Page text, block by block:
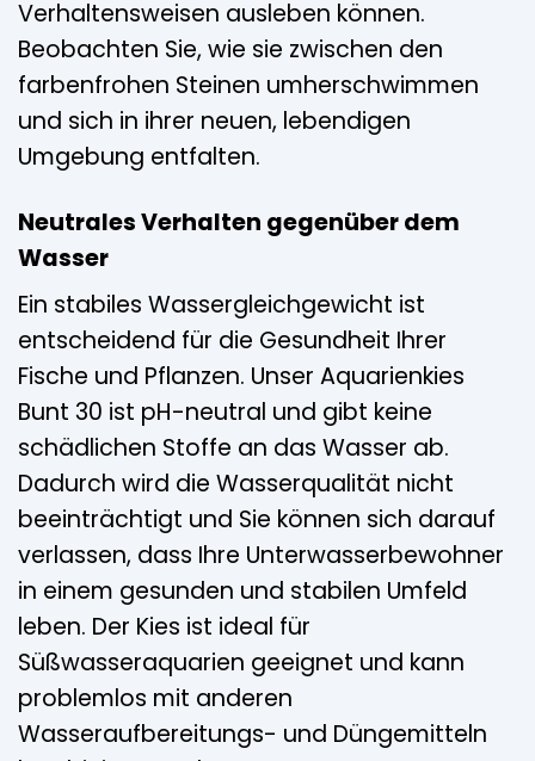
Verhaltensweisen ausleben können.
Beobachten Sie, wie sie zwischen den
farbenfrohen Steinen umherschwimmen
und sich in ihrer neuen, lebendigen
Umgebung entfalten.
Neutrales Verhalten gegenüber dem
Wasser
Ein stabiles Wassergleichgewicht ist
entscheidend für die Gesundheit Ihrer
Fische und Pflanzen. Unser Aquarienkies
Bunt 30 ist pH-neutral und gibt keine
schädlichen Stoffe an das Wasser ab.
Dadurch wird die Wasserqualität nicht
beeinträchtigt und Sie können sich darauf
verlassen, dass Ihre Unterwasserbewohner
in einem gesunden und stabilen Umfeld
leben. Der Kies ist ideal für
Süßwasseraquarien geeignet und kann
problemlos mit anderen
Wasseraufbereitungs- und Düngemitteln